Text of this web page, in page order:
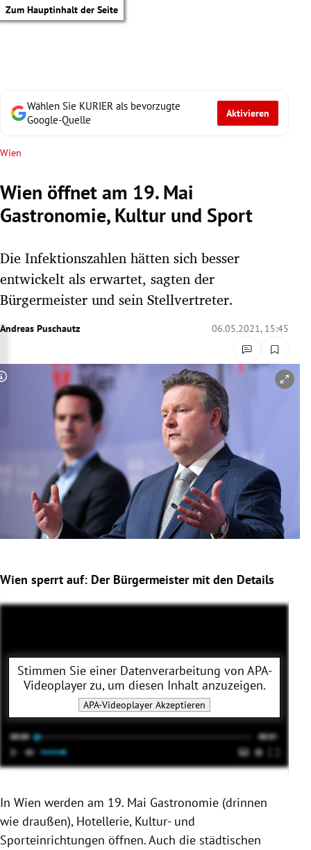
Zum Hauptinhalt der Seite
Untermenü
Untermenü
Untermenü
Untermenü
Untermenü
Untermenü
Untermenü
Wählen Sie KURIER als bevorzugte
Google-Quelle
Aktivieren
Wien
Wien öffnet am 19. Mai
Gastronomie, Kultur und Sport
Die Infektionszahlen hätten sich besser
entwickelt als erwartet, sagten der
Bürgermeister und sein Stellvertreter.
Andreas Puschautz 06.05.2021, 15:45
Copyright-Hinweis öffnen/schließen
Wien sperrt auf: Der Bürgermeister mit den Details
Stimmen Sie einer Datenverarbeitung von APA-
Videoplayerzu, um diesen Inhalt anzuzeigen.
APA-Videoplayer Akzeptieren
In Wien werden am 19. Mai Gastronomie (drinnen
wie draußen), Hotellerie, Kultur- und
Sporteinrichtungen öffnen. Auch die städtischen